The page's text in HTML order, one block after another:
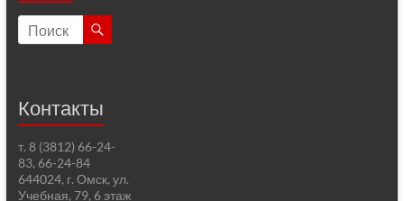
Контакты
т. 8 (3812) 66-24-
83, 66-24-84
644024, г. Омск, ул.
Учебная, 79, 6 этаж